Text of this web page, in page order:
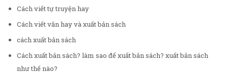
Cách viết tự truyện hay
Cách viết văn hay và xuất bản sách
cách xuất bản sách
Cách xuất bản sách? làm sao để xuất bản sách? xuất bản sách
như thế nào?